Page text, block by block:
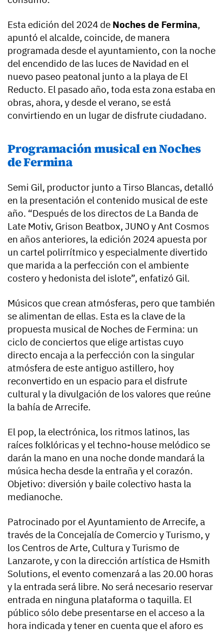
Esta edición del 2024 de Noches de Fermina,
apuntó el alcalde, coincide, de manera
programada desde el ayuntamiento, con la noche
del encendido de las luces de Navidad en el
nuevo paseo peatonal junto a la playa de El
Reducto. El pasado año, toda esta zona estaba en
obras, ahora, y desde el verano, se está
convirtiendo en un lugar de disfrute ciudadano.
Programación musical en Noches
de Fermina
Semi Gil, productor junto a Tirso Blancas, detalló
en la presentación el contenido musical de este
año. “Después de los directos de La Banda de
Late Motiv, Grison Beatbox, JUNO y Ant Cosmos
en años anteriores, la edición 2024 apuesta por
un cartel polirrítmico y especialmente divertido
que marida a la perfección con el ambiente
costero y hedonista del islote”, enfatizó Gil.
Músicos que crean atmósferas, pero que también
se alimentan de ellas. Esta es la clave de la
propuesta musical de Noches de Fermina: un
ciclo de conciertos que elige artistas cuyo
directo encaja a la perfección con la singular
atmósfera de este antiguo astillero, hoy
reconvertido en un espacio para el disfrute
cultural y la divulgación de los valores que reúne
la bahía de Arrecife.
El pop, la electrónica, los ritmos latinos, las
raíces folklóricas y el techno-house melódico se
darán la mano en una noche donde mandará la
música hecha desde la entraña y el corazón.
Objetivo: diversión y baile colectivo hasta la
medianoche.
Patrocinado por el Ayuntamiento de Arrecife, a
través de la Concejalía de Comercio y Turismo, y
los Centros de Arte, Cultura y Turismo de
Lanzarote, y con la dirección artística de Hsmith
Solutions, el evento comenzará a las 20.00 horas
y la entrada será libre. No será necesario reservar
entrada en ninguna plataforma o taquilla. El
público sólo debe presentarse en el acceso a la
hora indicada y tener en cuenta que el aforo es